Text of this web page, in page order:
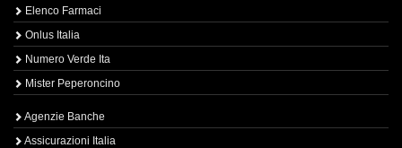
Elenco Farmaci
Onlus Italia
Numero Verde Ita
Mister Peperoncino
Agenzie Banche
Assicurazioni Italia